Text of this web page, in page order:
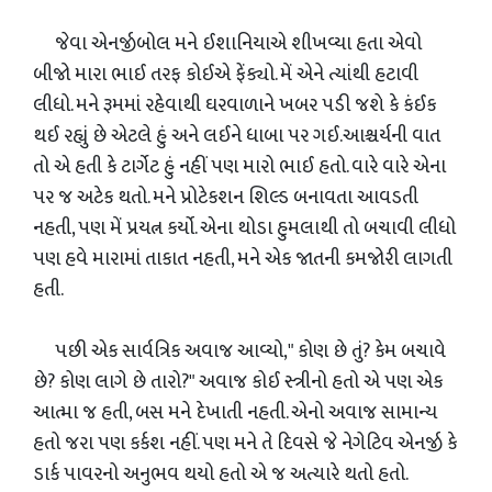
જેવા એનર્જીબોલ મને ઈશાનિયાએ શીખવ્યા હતા એવો
બીજો મારા ભાઈ તરફ કોઈએ ફેંક્યો. મેં એને ત્યાંથી હટાવી
લીધો. મને રૂમમાં રહેવાથી ઘરવાળાને ખબર પડી જશે કે કંઈક
થઈ રહ્યું છે એટલે હું અને લઈને ધાબા પર ગઈ.આશ્ચર્યની વાત
તો એ હતી કે ટાર્ગેટ હું નહીં પણ મારો ભાઈ હતો. વારે વારે એના
પર જ અટેક થતો. મને પ્રોટેકશન શિલ્ડ બનાવતા આવડતી
નહતી, પણ મેં પ્રયત્ન કર્યો. એના થોડા હુમલાથી તો બચાવી લીધો
પણ હવે મારામાં તાકાત નહતી, મને એક જાતની કમજોરી લાગતી
હતી.
પછી એક સાર્વત્રિક અવાજ આવ્યો," કોણ છે તું? કેમ બચાવે
છે? કોણ લાગે છે તારો?" અવાજ કોઈ સ્ત્રીનો હતો એ પણ એક
આત્મા જ હતી, બસ મને દેખાતી નહતી. એનો અવાજ સામાન્ય
હતો જરા પણ કર્કશ નહીં. પણ મને તે દિવસે જે નેગેટિવ એનર્જી કે
ડાર્ક પાવરનો અનુભવ થયો હતો એ જ અત્યારે થતો હતો.